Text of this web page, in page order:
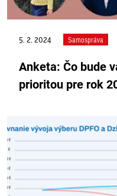
5. 2. 2024 Samospráva
Anketa: Čo bude
prioritou pre rok